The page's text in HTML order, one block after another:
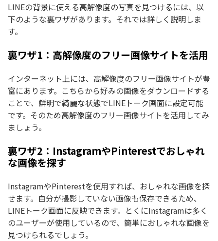
LINEの背景に使える高解像度の写真を見つけるには、以
下のような裏ワザがあります。それでは詳しく説明しま
す。
裏ワザ1：高解像度のフリー画像サイトを活用
インターネット上には、高解像度のフリー画像サイトが豊
富にあります。こちらから好みの画像をダウンロードする
ことで、鮮明で綺麗な状態でLINEトーク画面に設定可能
です。そのため高解像度のフリー画像サイトを活用してみ
ましょう。
裏ワザ2：InstagramやPinterestでおしゃれ
な画像を探す
InstagramやPinterestを使用すれば、おしゃれな画像を探
せます。自分が撮影していない画像も保存できるため、
LINEトーク画面に反映できます。とくにInstagramは多く
のユーザーが使用しているので、簡単におしゃれな画像を
見つけられるでしょう。